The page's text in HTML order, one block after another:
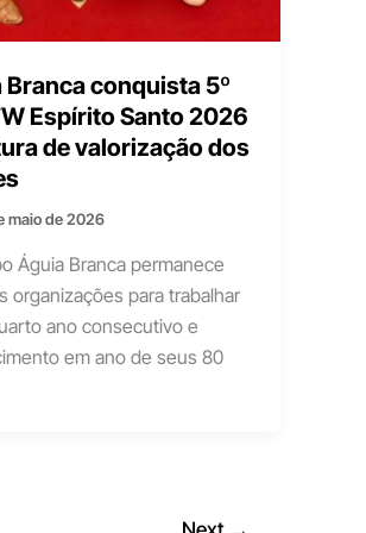
Branca conquista 5º
Espírito Santo 2026
de valorização dos
maio de 2026
Águia Branca permanece
organizações para trabalhar
ano consecutivo e
em ano de seus 80